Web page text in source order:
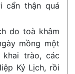
cẩn thận quá
do toà khâm
mồng một
trào, các
Kỷ Lịch, rồi